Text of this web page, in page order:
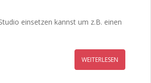
einsetzen kannst um z.B. einen
WEITERLESEN